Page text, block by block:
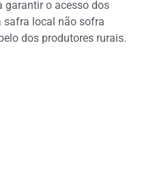
garantir o acesso dos
safra local não sofra
dos produtores rurais.